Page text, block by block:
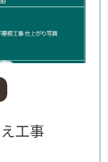
工事